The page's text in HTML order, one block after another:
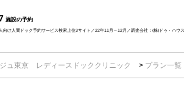
施設の予約
け人間ドック予約サービス検索上位3サイト／22年11月～12月／調査会社：(株)ドゥ・ハウス
ュ東京 レディースドッククリニック プラン一覧